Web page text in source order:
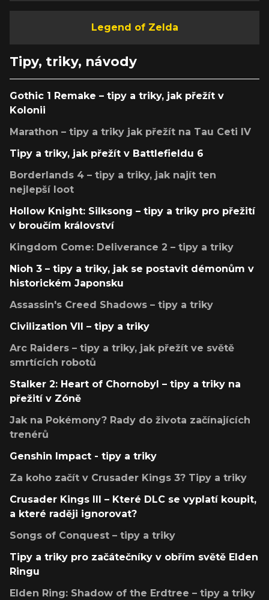
Legend of Zelda
Tipy, triky, návody
Gothic 1 Remake – tipy a triky, jak přežít v
Kolonii
Marathon – tipy a triky jak přežít na Tau Ceti IV
Tipy a triky, jak přežít v Battlefieldu 6
Borderlands 4 – tipy a triky, jak najít ten
nejlepší loot
Hollow Knight: Silksong – tipy a triky pro přežití
v broučím království
Kingdom Come: Deliverance 2 – tipy a triky
Nioh 3 – tipy a triky, jak se postavit démonům v
historickém Japonsku
Assassin's Creed Shadows – tipy a triky
Civilization VII – tipy a triky
Arc Raiders – tipy a triky, jak přežít ve světě
smrtících robotů
Stalker 2: Heart of Chornobyl – tipy a triky na
přežití v Zóně
Jak na Pokémony? Rady do života začínajících
trenérů
Genshin Impact - tipy a triky
Za koho začít v Crusader Kings 3? Tipy a triky
Crusader Kings III – Které DLC se vyplatí koupit,
a které raději ignorovat?
Songs of Conquest – tipy a triky
Tipy a triky pro začátečníky v obřím světě Elden
Ringu
Elden Ring: Shadow of the Erdtree – tipy a triky